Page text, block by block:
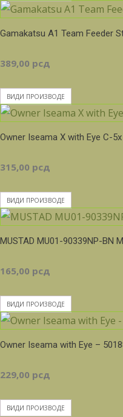
Gamakatsu A1 Team Feeder
389,00 рсд
ВИДИ ПРОИЗВОДЕ
Owner Iseama X with Eye C-
315,00 рсд
ВИДИ ПРОИЗВОДЕ
MUSTAD MU01-90339NP-BN
165,00 рсд
ВИДИ ПРОИЗВОДЕ
Owner Iseama with Eye –
229,00 рсд
ВИДИ ПРОИЗВОДЕ